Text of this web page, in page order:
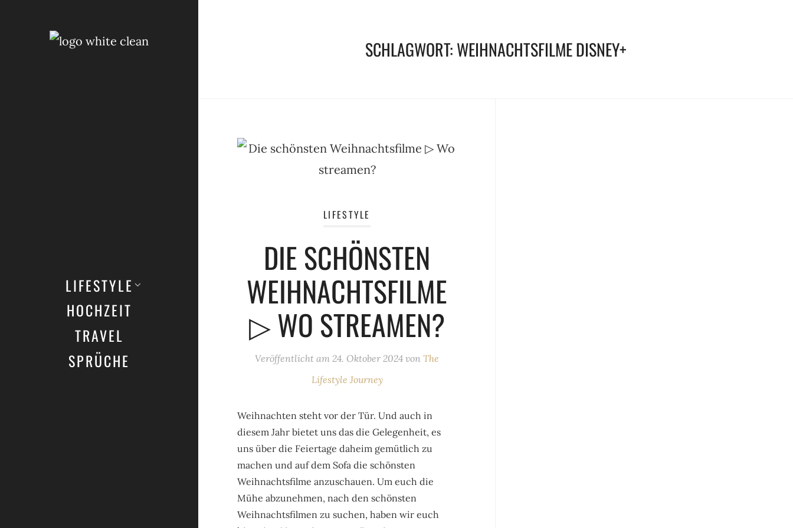
LIFESTYLE
HOCHZEIT
TRAVEL
SPRÜCHE
SCHLAGWORT:WEIHNACHTSFILME DISNEY+
LIFESTYLE
DIE SCHÖNSTEN
WEIHNACHTSFILME
▷ WO STREAMEN?
Veröffentlicht am 24. Oktober 2024 von The
Lifestyle Journey
Weihnachten steht vor der Tür. Und auch in
diesem Jahr bietet uns das die Gelegenheit, es
uns über die Feiertage daheim gemütlich zu
machen und auf dem Sofa die schönsten
Weihnachtsfilme anzuschauen. Um euch die
Mühe abzunehmen, nach den schönsten
Weihnachtsfilmen zu suchen, haben wir euch